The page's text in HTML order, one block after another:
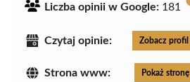
Liczba opinii w Google: 181
Czytaj opinie: Zobacz profil
Strona www: Pokaż stronę